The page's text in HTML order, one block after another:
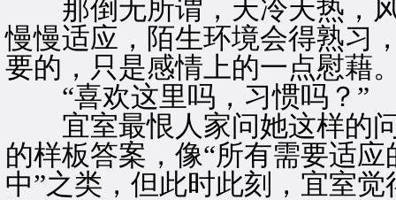
那倒无所谓，天冷天热，风
慢慢适应，陌生环境会得熟习
要的，只是感情上的一点慰藉
“喜欢这里吗，习惯吗？”
宜室最恨人家问她这样的问
的样板答案，像“所有需要适
中”之类，但此时此刻，宜室